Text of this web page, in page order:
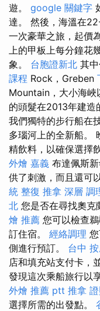
遊。 google 關鍵字
達。 然後，海溫在
一次豪華之旅，起價
上的甲板上每分鐘花
象。 台胞證新北 其
課程 Rock，Greben
Mountain，大小海峽
的頭髮在2013年建造
我們獨特的步行船在
多瑙河上的全新船。
精飲料，以確保選擇
外燴 嘉義 布達佩斯
供了刺激，而且還可
統 整復 推拿 深層 調
北 您是否在尋找奧克
燴 推薦 您可以檢查
訂住宿。 經絡調理
側進行預訂。 台中
店和填充站支付卡，
發現這次乘船旅行以
外燴 推薦 ptt 推拿
選擇所需的出發點。